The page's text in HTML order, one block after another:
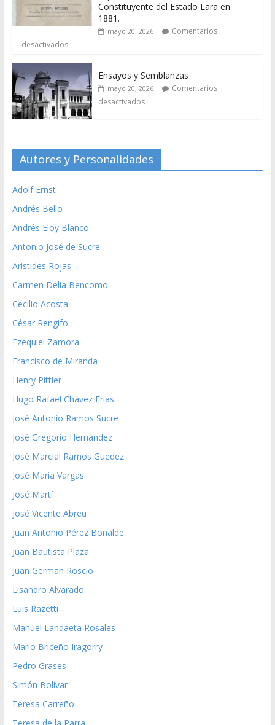
Constituyente del Estado Lara en
1881.
mayo 20, 2026
Comentarios
desactivados
Ensayos y Semblanzas
mayo 20, 2026
Comentarios
desactivados
Autores y Personalidades
Adolf Ernst
Andrés Bello
Andrés Eloy Blanco
Antonio José de Sucre
Aristides Rojas
Carmen Delia Bencomo
Cecilio Acosta
César Rengifo
Ezequiel Zamora
Francisco de Miranda
Henry Pittier
Hugo Rafael Chávez Frías
José Antonio Ramos Sucre
José Gregorio Hernández
José Marcial Ramos Guedez
José María Vargas
José Martí
José Vicente Abreu
Juan Antonio Pérez Bonalde
Juan Bautista Plaza
Juan German Roscio
Lisandro Alvarado
Luis Razetti
Manuel Landaeta Rosales
Mario Briceño Iragorry
Pedro Grases
Simón Bolívar
Teresa Carreño